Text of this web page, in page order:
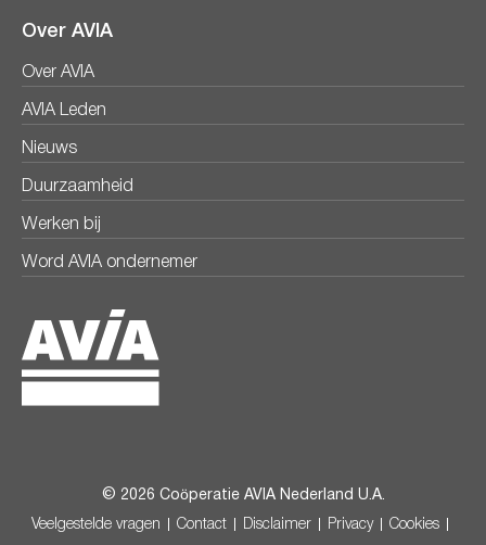
Over AVIA
Over AVIA
AVIA Leden
Nieuws
Duurzaamheid
Werken bij
Word AVIA ondernemer
© 2026 Coöperatie AVIA Nederland U.A.
Veelgestelde vragen Contact Disclaimer Privacy Cookies